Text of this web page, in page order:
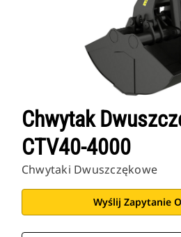
Chwytak
CTV40-4000
Chwytaki Dwuszczękowe
Wyślij Zapytanie